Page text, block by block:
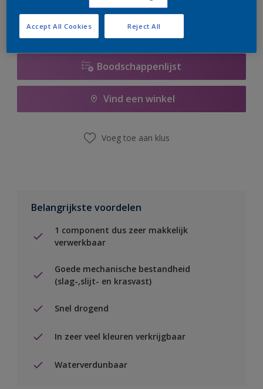
Boodschappenlijst
Vind een winkel
Voeg toe aan klus
Belangrijkste voordelen
1 component dus zeer makkelijk
verwerkbaar
Goede mechanische bestandheid
(slag-,slijt- en krasvast)
Snel drogend
In zeer veel kleuren verkrijgbaar
Waterverdunbaar
Reject All
Accept All Cookies